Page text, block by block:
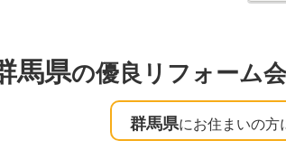
馬県の優良リフォーム
群馬県にお住まいの方